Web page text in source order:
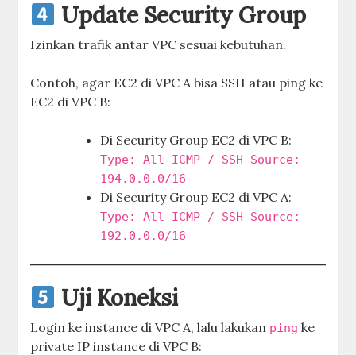
Update Security Group
Izinkan trafik antar VPC sesuai kebutuhan.
Contoh, agar EC2 di VPC A bisa SSH atau ping ke
EC2 di VPC B:
Di Security Group EC2 di VPC B:
Type: All ICMP / SSH Source:
194.0.0.0/16
Di Security Group EC2 di VPC A:
Type: All ICMP / SSH Source:
192.0.0.0/16
Uji Koneksi
Login ke instance di VPC A, lalu lakukan ping ke
private IP instance di VPC B: